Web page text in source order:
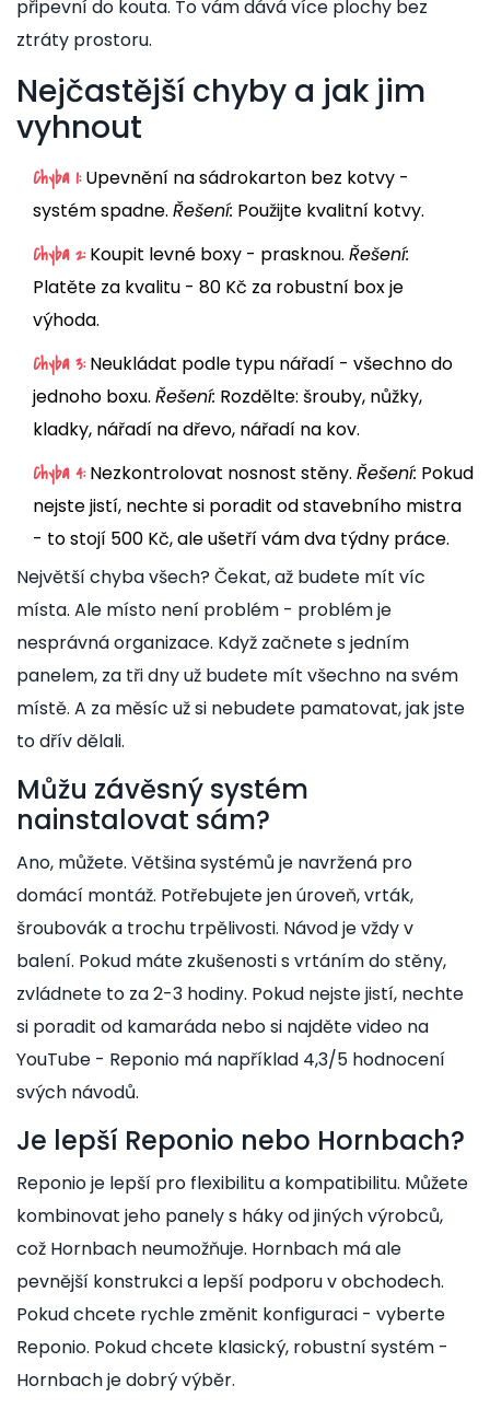
připevní do kouta. To vám dává více plochy bez
ztráty prostoru.
Nejčastější chyby a jak jim
vyhnout
Chyba 1:Upevnění na sádrokarton bez kotvy -
systém spadne. Řešení: Použijte kvalitní kotvy.
Chyba 2:Koupit levné boxy - prasknou. Řešení:
Platěte za kvalitu - 80 Kč za robustní box je
výhoda.
Chyba 3:Neukládat podle typu nářadí - všechno do
jednoho boxu. Řešení: Rozdělte: šrouby, nůžky,
kladky, nářadí na dřevo, nářadí na kov.
Chyba 4:Nezkontrolovat nosnost stěny. Řešení: Pokud
nejste jistí, nechte si poradit od stavebního mistra
- to stojí 500 Kč, ale ušetří vám dva týdny práce.
Největší chyba všech? Čekat, až budete mít víc
místa. Ale místo není problém - problém je
nesprávná organizace. Když začnete s jedním
panelem, za tři dny už budete mít všechno na svém
místě. A za měsíc už si nebudete pamatovat, jak jste
to dřív dělali.
Můžu závěsný systém
nainstalovat sám?
Ano, můžete. Většina systémů je navržená pro
domácí montáž. Potřebujete jen úroveň, vrták,
šroubovák a trochu trpělivosti. Návod je vždy v
balení. Pokud máte zkušenosti s vrtáním do stěny,
zvládnete to za 2-3 hodiny. Pokud nejste jistí, nechte
si poradit od kamaráda nebo si najděte video na
YouTube - Reponio má například 4,3/5 hodnocení
svých návodů.
Je lepší Reponio nebo Hornbach?
Reponio je lepší pro flexibilitu a kompatibilitu. Můžete
kombinovat jeho panely s háky od jiných výrobců,
což Hornbach neumožňuje. Hornbach má ale
pevnější konstrukci a lepší podporu v obchodech.
Pokud chcete rychle změnit konfiguraci - vyberte
Reponio. Pokud chcete klasický, robustní systém -
Hornbach je dobrý výběr.